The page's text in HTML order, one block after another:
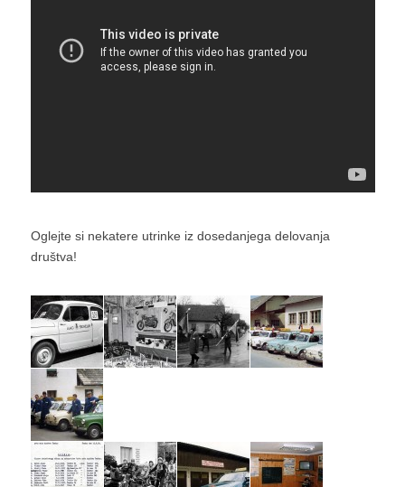
Oglejte si nekatere utrinke iz dosedanjega delovanja
društva!